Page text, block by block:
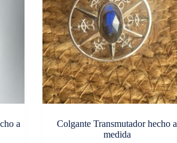
a
Colgante Transmutador hecho a
medida